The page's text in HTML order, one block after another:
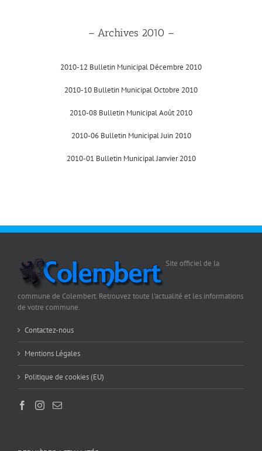
– Archives 2010 –
2010-12 Bulletin Municipal Décembre 2010
2010-10 Bulletin Municipal Octobre 2010
2010-08 Bulletin Municipal Août 2010
2010-06 Bulletin Municipal Juin 2010
2010-01 Bulletin Municipal Janvier 2010
Site officiel de la
commune de Colembert. Retrouvez toute l'actualité et les informations
de votre commune.
Contactez-nous
Mentions Légales
Politique de cookies (EU)